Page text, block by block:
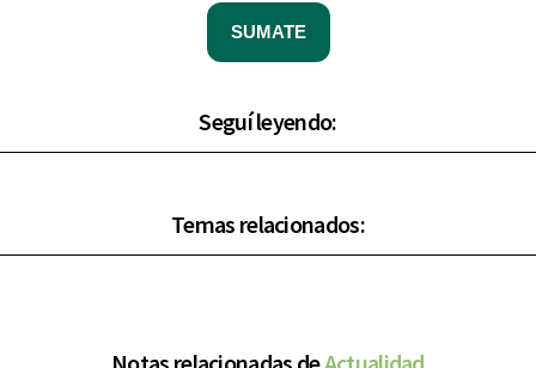
SUMATE
Seguí leyendo:
Temas relacionados: